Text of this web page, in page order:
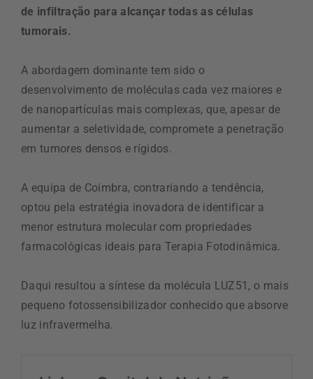
de infiltração para alcançar todas as células
tumorais.
A abordagem dominante tem sido o
desenvolvimento de moléculas cada vez maiores e
de nanopartículas mais complexas, que, apesar de
aumentar a seletividade, compromete a penetração
em tumores densos e rígidos.
A equipa de Coimbra, contrariando a tendência,
optou pela estratégia inovadora de identificar a
menor estrutura molecular com propriedades
farmacológicas ideais para Terapia Fotodinâmica.
Daqui resultou a síntese da molécula LUZ51, o mais
pequeno fotossensibilizador conhecido que absorve
luz infravermelha.